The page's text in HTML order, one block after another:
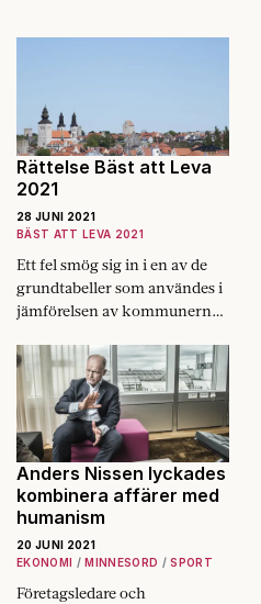
Rättelse Bäst att Leva
2021
28 JUNI 2021
BÄST ATT LEVA 2021
Ett fel smög sig in i en av de
grundtabeller som användes i
jämförelsen av kommunerna i
Leva.
Anders Nissen lyckades
kombinera affärer med
humanism
20 JUNI 2021
EKONOMI
MINNESORD SPORT
Företagsledare och